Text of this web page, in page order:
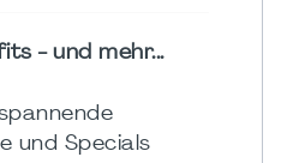
- und mehr...
und Specials